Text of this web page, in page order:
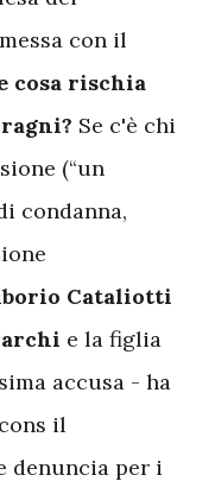
con il
cosa rischia
Se c'è chi
(“un
condanna,
Cataliotti
e la figlia
accusa - ha
il
denuncia per i